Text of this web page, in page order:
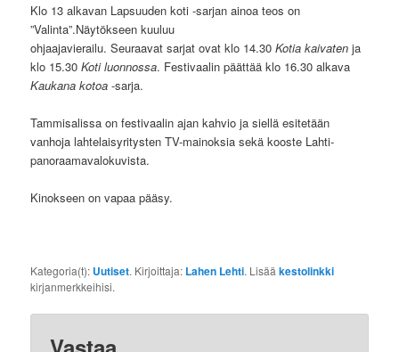
Klo 13 alkavan Lapsuuden koti -sarjan ainoa teos on
”Valinta”.Näytökseen kuuluu
ohjaajavierailu. Seuraavat sarjat ovat klo 14.30Kotia kaivaten ja
klo 15.30Koti luonnossa. Festivaalin päättää klo 16.30 alkava
Kaukana kotoa -sarja.
Tammisalissa on festivaalin ajan kahvio ja siellä esitetään
vanhoja lahtelaisyritysten TV-mainoksia sekä kooste Lahti-
panoraamavalokuvista.
Kinokseen on vapaa pääsy.
Kategoria(t): Uutiset. Kirjoittaja: Lahen Lehti. Lisääkestolinkki
kirjanmerkkeihisi.